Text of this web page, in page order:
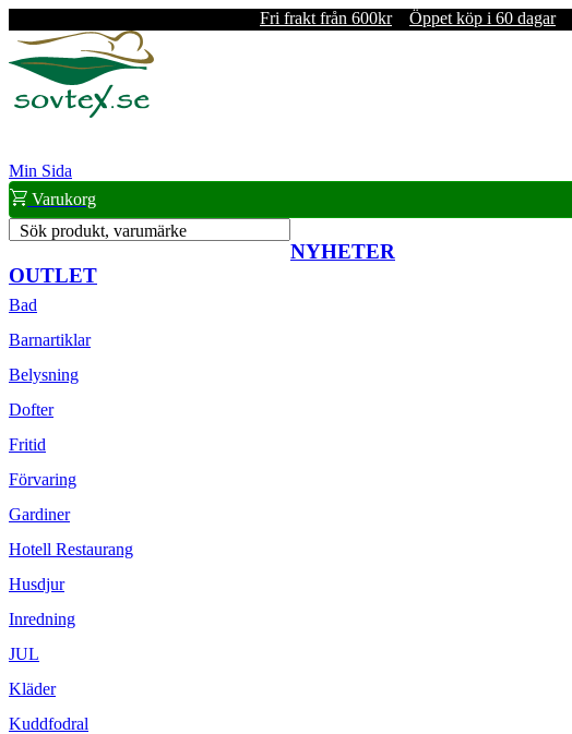
Fri frakt från 600kr Öppet köp i 60 dagar
Min Sida
Varukorg
Sök produkt, varumärke
NYHETER
OUTLET
Bad
Barnartiklar
Belysning
Dofter
Fritid
Förvaring
Gardiner
Hotell Restaurang
Husdjur
Inredning
JUL
Kläder
Kuddfodral